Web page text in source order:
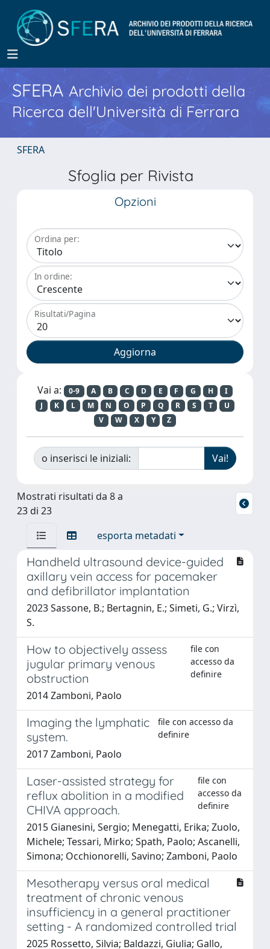
SFERA Archivio dei prodotti della
Ricerca dell'Università di Ferrara
SFERA
Sfoglia per Rivista
Opzioni
Ordina per:
In ordine:
Risultati/Pagina
Vai a: 0-9 A B C D E F G H
I
J
K L M N O P Q R S T
U
V
W X Y Z
o inserisci le iniziali:
Mostrati risultati da 8 a
23 di 23
esporta metadati
Handheld ultrasound device-guided
axillary vein access for pacemaker
and defibrillator implantation
2023 Sassone, B.; Bertagnin, E.; Simeti, G.; Virzì,
S.
How to objectively assess
jugular primary venous
obstruction
file con
accesso da
definire
2014 Zamboni, Paolo
Imaging the lymphatic
system.
file con accesso da
definire
2017 Zamboni, Paolo
Laser-assisted strategy for
reflux abolition in a modified
CHIVA approach.
file con
accesso da
definire
2015 Gianesini, Sergio; Menegatti, Erika; Zuolo,
Michele; Tessari, Mirko; Spath, Paolo; Ascanelli,
Simona; Occhionorelli, Savino; Zamboni, Paolo
Mesotherapy versus oral medical
treatment of chronic venous
insufficiency in a general practitioner
setting - A randomized controlled trial
2025 Rossetto, Silvia; Baldazzi, Giulia; Gallo,